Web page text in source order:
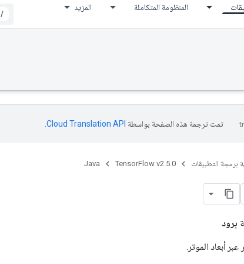
المنظومة المتكاملة المزيد
/
تمت ترجمة هذه الصفحة بواسطة Cloud Translation API‏
برمجة التطبيقات TensorFlow v2.5.0
Java
برود
أبعاد الموتر.